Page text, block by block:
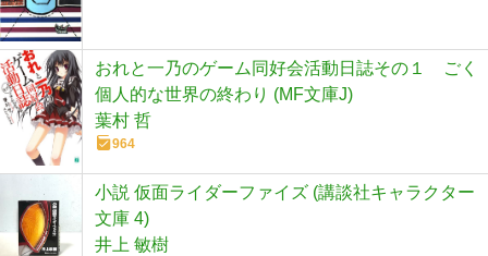
おれと一乃のゲーム同好会活動日誌その１ ごく
個人的な世界の終わり (MF文庫J)
葉村 哲
964
小説 仮面ライダーファイズ (講談社キャラクター
文庫 4)
井上 敏樹